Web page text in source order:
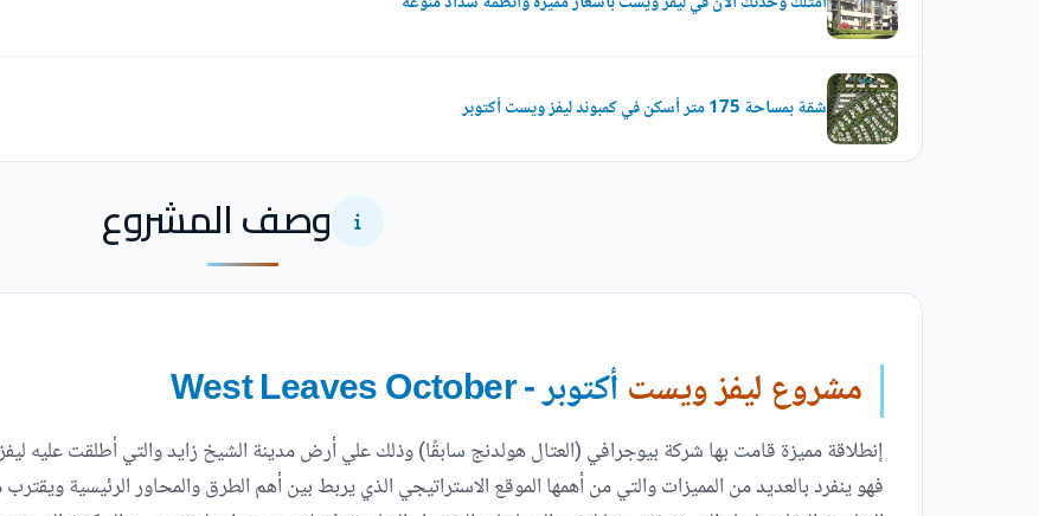
شقة بمساحة 175 متر أسكن في كمبوند ليفز ويست أكتوبر
وصف المشروع
مشروع ليفز ويستأكتوبر - West Leaves October
إنطلاقة مميزة قامت بها شركة بيوجرافي (العتال هولدنج سابقًا) وذلك علي أرض مدينة الشيخ زايد والتي أطلقت عليه
فهو ينفرد بالعديد من المميزات والتي من أهمها الموقع الاستراتيجي الذي يربط بين أهم الطرق والمحاور الرئيسية